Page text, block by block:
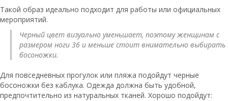
Такой образ идеально подходит для работы или официальных
мероприятий.
Черный цвет визуально уменьшает, поэтому женщинам с
размером ноги 36 и меньше стоит внимательно выбирать
босоножки.
Для повседневных прогулок или пляжа подойдут черные
босоножки без каблука. Одежда должна быть удобной,
предпочтительно из натуральных тканей. Хорошо подойдут: